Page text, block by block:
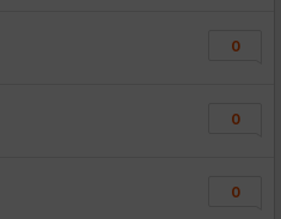
0
0
0